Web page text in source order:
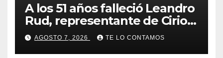
A los 51 años falleció Leandro
Rud, representante de Cirio,
Loly, Marengo y Maglietti
AGOSTO 7, 2026 TE LO CONTAMOS